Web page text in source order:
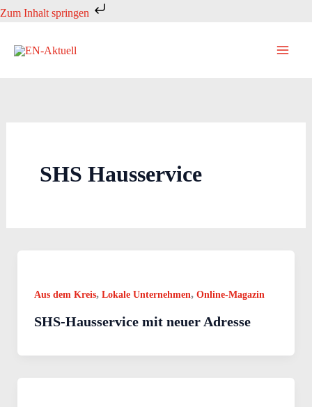
Zum Inhalt springen
Zum
springen
SHS Hausservice
Aus dem Kreis, Lokale Unternehmen, Online-Magazin
SHS-Hausservice mit neuer Adresse